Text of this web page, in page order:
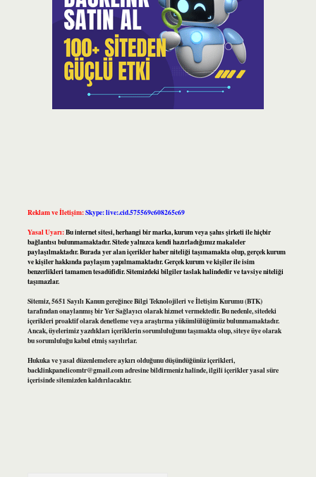
Reklam ve İletişim:Skype: live:.cid.575569c608265c69
Yasal Uyarı:Bu internet sitesi, herhangi bir marka, kurum veya şahıs şirketi ile hiçbir
bağlantısı bulunmamaktadır. Sitede yalnızca kendi hazırladığımız makaleler
paylaşılmaktadır. Burada yer alan içerikler haber niteliği taşımamakta olup, gerçek kurum
ve kişiler hakkında paylaşım yapılmamaktadır. Gerçek kurum ve kişiler ile isim
benzerlikleri tamamen tesadüfidir. Sitemizdeki bilgiler taslak halindedir ve tavsiye niteliği
taşımazlar.
Sitemiz, 5651 Sayılı Kanun gereğince Bilgi Teknolojileri ve İletişim Kurumu (BTK)
tarafından onaylanmış bir Yer Sağlayıcı olarak hizmet vermektedir. Bu nedenle, sitedeki
içerikleri proaktif olarak denetleme veya araştırma yükümlülüğümüz bulunmamaktadır.
Ancak, üyelerimiz yazdıkları içeriklerin sorumluluğunu taşımakta olup, siteye üye olarak
bu sorumluluğu kabul etmiş sayılırlar.
Hukuka ve yasal düzenlemelere aykırı olduğunu düşündüğünüz içerikleri,
backlinkpanelicomtr@gmail.comadresine bildirmeniz halinde, ilgili içerikler yasal süre
içerisinde sitemizden kaldırılacaktır.